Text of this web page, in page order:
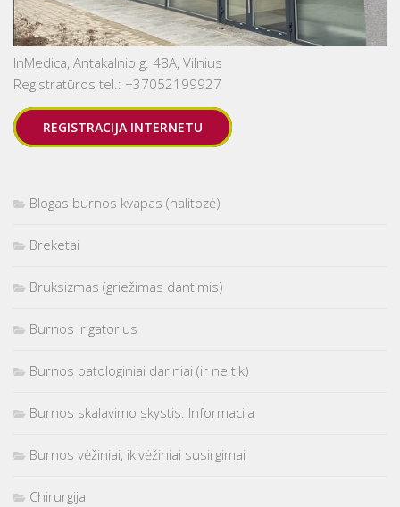
InMedica, Antakalnio g. 48A, Vilnius
Registratūros tel.: +37052199927
REGISTRACIJA INTERNETU
Blogas burnos kvapas (halitozė)
Breketai
Bruksizmas (griežimas dantimis)
Burnos irigatorius
Burnos patologiniai dariniai (ir ne tik)
Burnos skalavimo skystis. Informacija
Burnos vėžiniai, ikivėžiniai susirgimai
Chirurgija